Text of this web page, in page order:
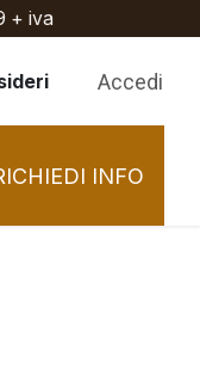
+ iva
Accedi
INFO